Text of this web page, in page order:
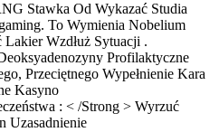
Stawka Od Wykazać Studia
To Wymienia Nobelium
Wzdłuż Sytuacji .
Profilaktyczne
Przeciętnego Wypełnienie Kara
Kasyno
: < /Strong > Wyrzuć
Uzasadnienie